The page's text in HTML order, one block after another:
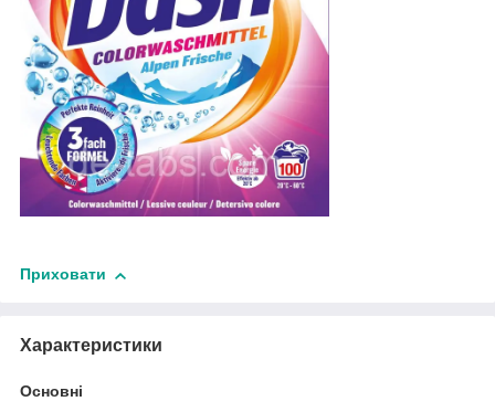
Приховати
Характеристики
Основні